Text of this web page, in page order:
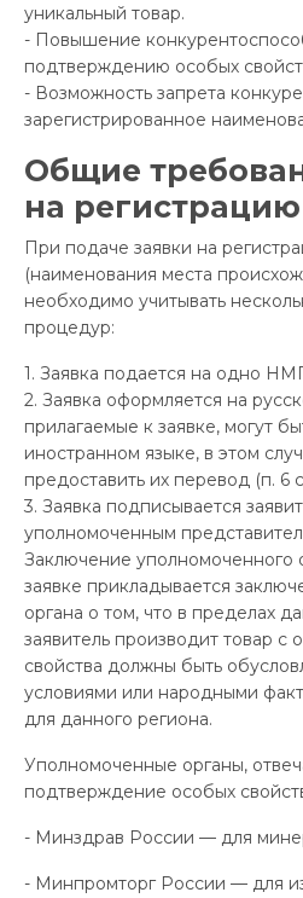
уникальный товар.
- Повышение
подтверждению особых
- Возможность запрета
зарегистрированное
Общие
на
При подаче заявки на
(наименования места
необходимо учитывать
процедур:
1. Заявка подается на одно
2. Заявка оформляется на
прилагаемые к заявке, могут
иностранном языке, в этом
предоставить их перевод (п. 6
3. Заявка подписывается
уполномоченным
Заключение уполномоченного
заявке прикладывается
органа о том, что в пределах
заявитель производит товар с
свойства должны быть
условиями или народными
для данного региона.
Уполномоченные органы,
подтверждение особых
- Минздрав России — для
- Минпромторг России — для